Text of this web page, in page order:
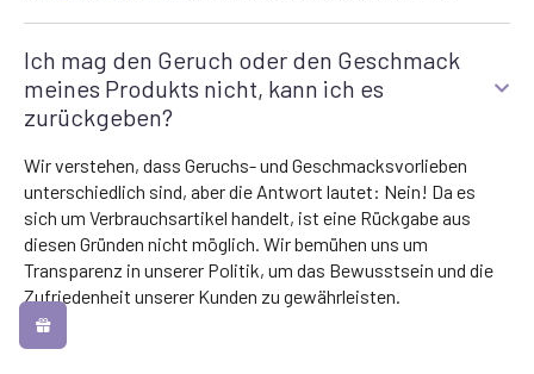
Ich mag den Geruch oder den Geschmack
meines Produkts nicht, kann ich es
zurückgeben?
Wir verstehen, dass Geruchs- und Geschmacksvorlieben
unterschiedlich sind, aber die Antwort lautet: Nein! Da es
sich um Verbrauchsartikel handelt, ist eine Rückgabe aus
diesen Gründen nicht möglich. Wir bemühen uns um
Transparenz in unserer Politik, um das Bewusstsein und die
Zufriedenheit unserer Kunden zu gewährleisten.